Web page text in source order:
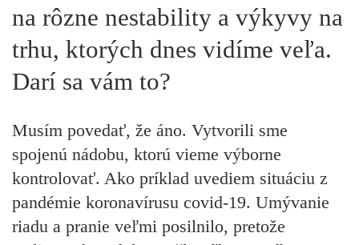
na rôzne nestability a výkyvy na
trhu, ktorých dnes vidíme veľa.
Darí sa vám to?
Musím povedať, že áno. Vytvorili sme
spojenú nádobu, ktorú vieme výborne
kontrolovať. Ako príklad uvediem situáciu z
pandémie koronavírusu covid-19. Umývanie
riadu a pranie veľmi posilnilo, pretože